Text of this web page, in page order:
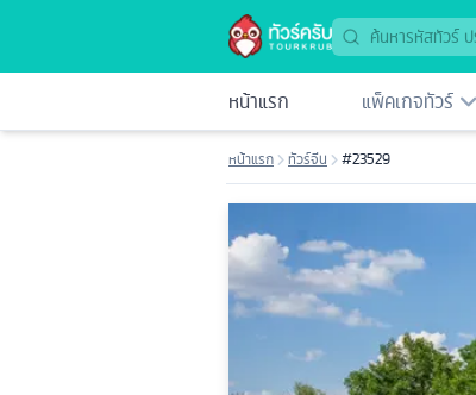
หน้าแรก แพ็คเกจทัวร์
หน้าแรก ทัวร์จีน #23529